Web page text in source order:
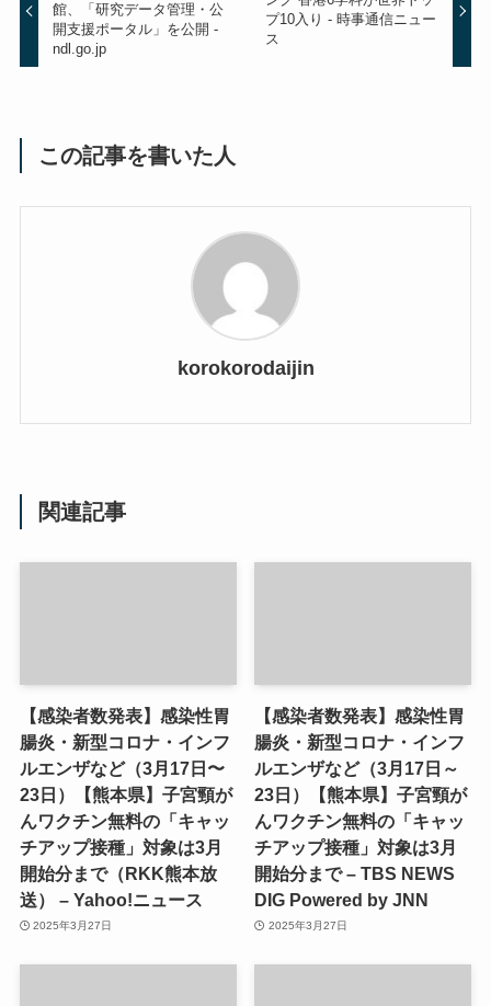
館、「研究データ管理・公
開支援ポータル」を公開 -
ndl.go.jp
プ10入り - 時事通信ニュー
ス
この記事を書いた人
korokorodaijin
関連記事
【感染者数発表】感染性胃
腸炎・新型コロナ・インフ
ルエンザなど（3月17日〜
23日）【熊本県】子宮頸が
んワクチン無料の「キャッ
チアップ接種」対象は3月
開始分まで（RKK熊本放
送） – Yahoo!ニュース
2025年3月27日
【感染者数発表】感染性胃
腸炎・新型コロナ・インフ
ルエンザなど（3月17日～
23日）【熊本県】子宮頸が
んワクチン無料の「キャッ
チアップ接種」対象は3月
開始分まで – TBS NEWS
DIG Powered by JNN
2025年3月27日